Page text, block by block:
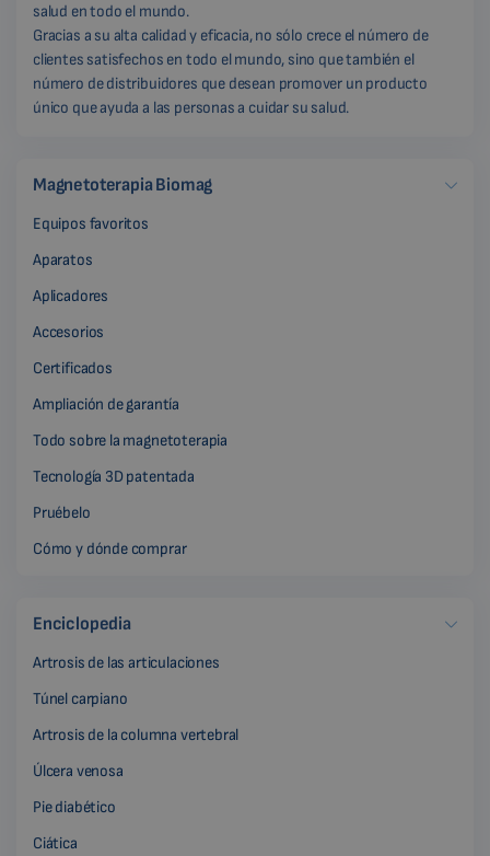
salud en todo el mundo.
Gracias a su alta calidad y eficacia, no sólo crece el número de
clientes satisfechos en todo el mundo, sino que también el
número de distribuidores que desean promover un producto
único que ayuda a las personas a cuidar su salud.
Magnetoterapia Biomag
Equipos favoritos
Aparatos
Aplicadores
Accesorios
Certificados
Ampliación de garantía
Todo sobre la magnetoterapia
Tecnología 3D patentada
Pruébelo
Cómo y dónde comprar
Enciclopedia
Artrosis de las articulaciones
Túnel carpiano
Artrosis de la columna vertebral
Úlcera venosa
Pie diabético
Ciática